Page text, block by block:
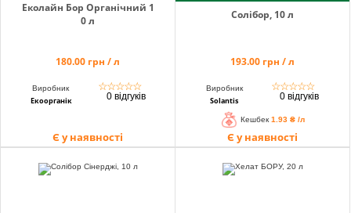
Еколайн Бор Органічний 1
0 л
180.00 грн / л
Виробник
Екоорганік
☆☆☆☆☆
0 відгуків
Є у наявності
Солібор, 10 л
193.00 грн / л
Виробник
Solantis
☆☆☆☆☆
0 відгуків
Кешбек 1.93 ₴ /л
Є у наявності